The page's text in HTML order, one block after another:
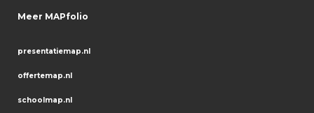
Meer MAPfolio
presentatiemap.nl
offertemap.nl
schoolmap.nl